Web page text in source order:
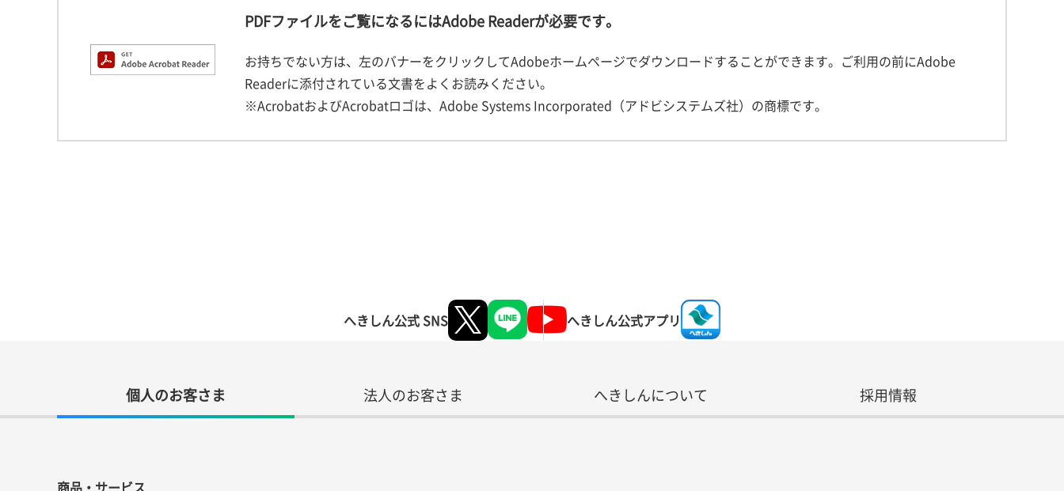
PDFファイルをご覧になるにはAdobe Readerが必要です。
お持ちでない方は、左のバナーをクリックしてAdobeホームページでダウンロードすることができます。ご利用の前にAdobe
Readerに添付されている文書をよくお読みください。
※AcrobatおよびAcrobatロゴは、Adobe Systems Incorporated（アドビシステムズ社）の商標です。
へきしん公式 SNS へきしん公式アプリ
個人のお客さま 法人のお客さま へきしんについて 採用情報
商品・サービス